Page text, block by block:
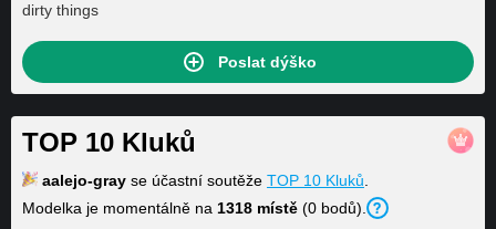
dirty things
Poslat dýško
TOP 10 Kluků
aalejo-gray se účastní soutěže TOP 10 Kluků
Modelka je momentálně na 1318 místě (0 bodů).